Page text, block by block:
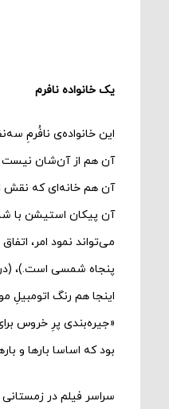
یک خانواده نافرم
این خانواده‌ی نافُرمِ
آن هم از آن‌شان نیست
آن هم خانه‌ای که نقش
می‌تواند نمود امر،
پنجاه شمسی است.)،
بود که اساسا بارها و
سراسر فیلم در